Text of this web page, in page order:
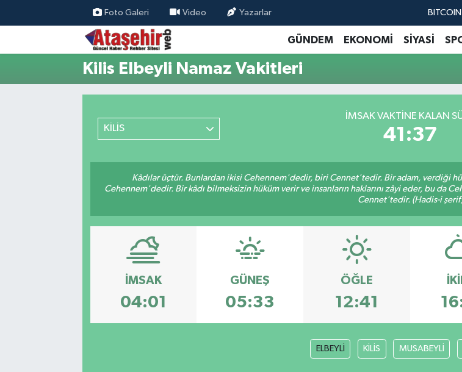
Foto Galeri Video Yazarlar BITCOIN
GÜNDEM EKONOMİ SİYASİ
Kilis Elbeyli Namaz Vakitleri
KİLİS
İMSAK VAKTINE KALAN
41:36
Kâdılar üçtür. Bunlardan ikisi Cehennem'dedir, biri Cennet'tedir. Bir adam, verdiği
Cehennem'dedir. Bir kâdı bilmeksizin hüküm verir ve insanların haklarını zâyi eder, bu da
Cennet'tedir. (Hadis-i
İMSAK
04:01
GÜNEŞ
05:33
ÖĞLE
12:41
ELBEYLİ KİLİS MUSABEYLİ
Hava Durumu
Trafik Durumu
Tüm Manşetler